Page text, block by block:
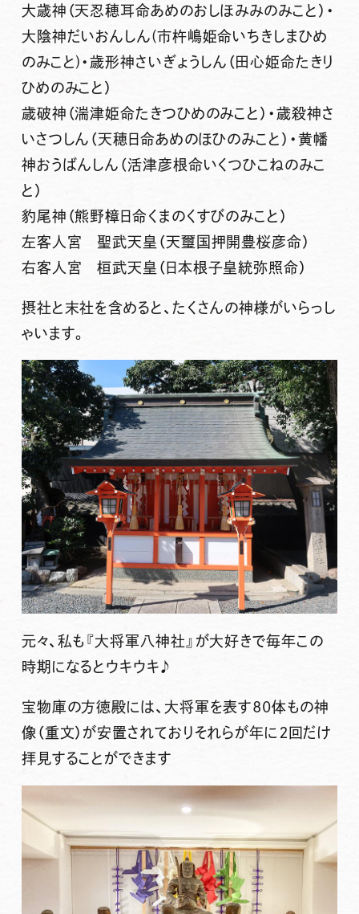
大歳神（天忍穂耳命あめのおしほみみのみこと）・
大陰神だいおんしん(市杵嶋姫命いちきしまひめ
のみこと)・歳形神さいぎょうしん（田心姫命たきり
ひめのみこと）
歳破神（湍津姫命たきつひめのみこと）・歳殺神さ
いさつしん（天穂日命あめのほひのみこと）・黄幡
神おうばんしん（活津彦根命いくつひこねのみこ
と）
豹尾神（熊野樟日命くまのくすびのみこと）
左客人宮 聖武天皇（天璽国押開豊桜彦命）
右客人宮 桓武天皇（日本根子皇統弥照命）
摂社と末社を含めると、たくさんの神様がいらっし
ゃいます。
元々、私も『大将軍八神社』が大好きで毎年この
時期になるとウキウキ♪
宝物庫の方徳殿には、大将軍を表す80体もの神
像（重文）が安置されておりそれらが年に２回だけ
拝見することができます